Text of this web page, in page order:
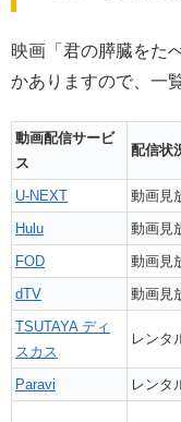
映画「君の膵臓をた
かありますので、一
動画配信サービ
ス
配信状
U-NEXT 動画見
Hulu
動画見
FOD
動画見
dTV
動画見
TSUTAYA ディ
スカス
レンタ
Paravi レンタ